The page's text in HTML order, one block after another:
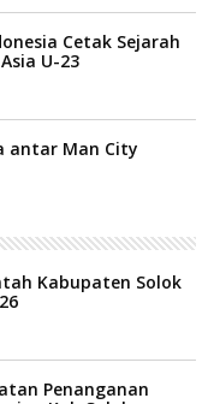
Cetak Sejarah
U-23
antar Man City
Kabupaten Solok
Penanganan